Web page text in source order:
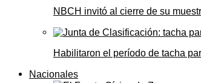
NBCH invitó al cierre de su
Habilitaron el período de tacha
Nacionales